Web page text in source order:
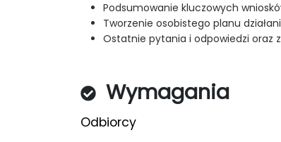
Podsumowanie kluczowych
Tworzenie osobistego planu
Ostatnie pytania i odpowiedzi oraz
Wymagania
Odbiorcy